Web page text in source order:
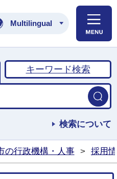
土浦市公式ホームペ
Multilingual
キーワード検索
検索について
の行政機構・人事 > 採用